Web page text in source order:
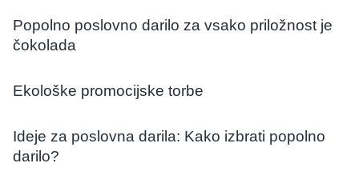
Popolno poslovno darilo za vsako priložnost je
čokolada
Ekološke promocijske torbe
Ideje za poslovna darila: Kako izbrati popolno
darilo?